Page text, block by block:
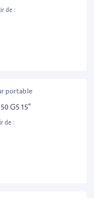
de :
portable
G5 15”
de :